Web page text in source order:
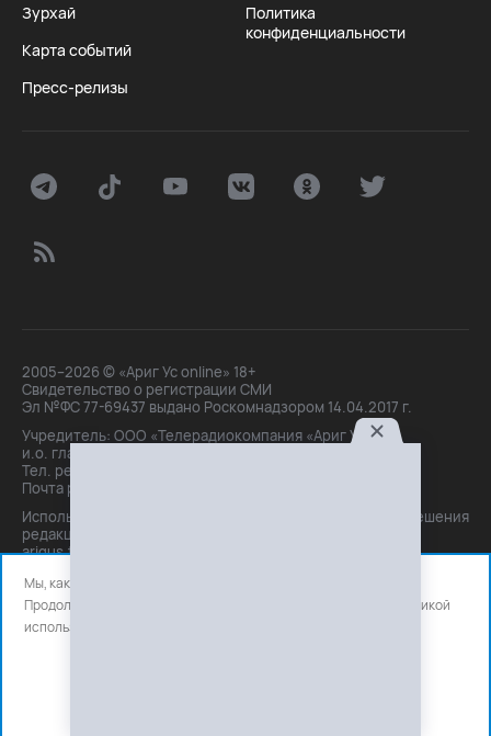
Зурхай
Карта событий
Пресс-релизы
Политика
конфиденциальности
2005–2026 © «Ариг Ус online» 18+
Свидетельство о регистрации СМИ
Эл №ФС 77-69437 выдано Роскомнадзором 14.04.2017 г.
Учредитель: ООО «Телерадиокомпания «Ариг Ус»,
и.о. главного редактора: Маханова О.Б.
Тел. peдakции: +7(3012)21-30-14,
Почта peдakции: editor@arigus.tv
Использование материалов только с письменного разрешения
редакции. При цитировании прямая активная ссылка на
arigus.tv обязательна.
Мы, как и все используем файлы cookie и сервисы аналитики.
Продолжая использовать сайт, вы соглашаетесь с нашей
политикой
использования